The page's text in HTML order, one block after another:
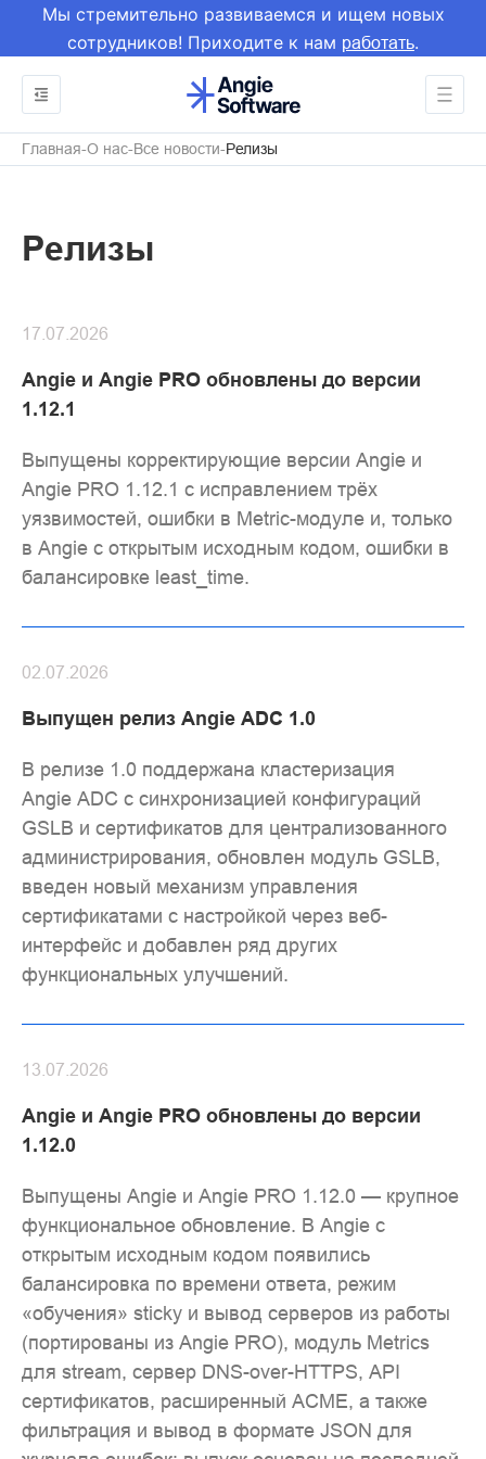
Мы стремительно развиваемся и ищем новых
сотрудников! Приходите к нам работать.
Главная О нас Все новости Релизы
Релизы
Angie и Angie PRO обновлены до версии
1.12.1
17.07.2026
Выпущены корректирующие версии Angie и
Angie PRO 1.12.1 с исправлением трёх
уязвимостей, ошибки в Metric-модуле и, только
в Angie с открытым исходным кодом, ошибки в
балансировке least_time.
Выпущен релиз Angie ADC 1.0
02.07.2026
В релизе 1.0 поддержана кластеризация
Angie ADC с синхронизацией конфигураций
GSLB и сертификатов для централизованного
администрирования, обновлен модуль GSLB,
введен новый механизм управления
сертификатами с настройкой через веб-
интерфейс и добавлен ряд других
функциональных улучшений.
Angie и Angie PRO обновлены до версии
1.12.0
13.07.2026
Выпущены Angie и Angie PRO 1.12.0 — крупное
функциональное обновление. В Angie с
открытым исходным кодом появились
балансировка по времени ответа, режим
«обучения» sticky и вывод серверов из работы
(портированы из Angie PRO), модуль Metrics
для stream, сервер DNS-over-HTTPS, API
сертификатов, расширенный ACME, а также
фильтрация и вывод в формате JSON для